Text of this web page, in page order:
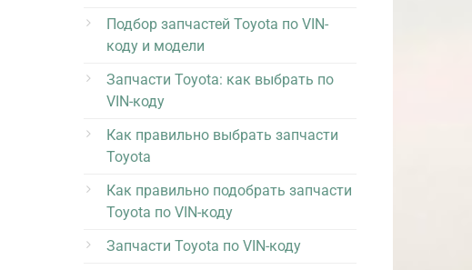
Подбор запчастей Toyota по VIN-
коду и модели
Запчасти Toyota: как выбрать по
VIN-коду
Как правильно выбрать запчасти
Toyota
Как правильно подобрать запчасти
Toyota по VIN-коду
Запчасти Toyota по VIN-коду